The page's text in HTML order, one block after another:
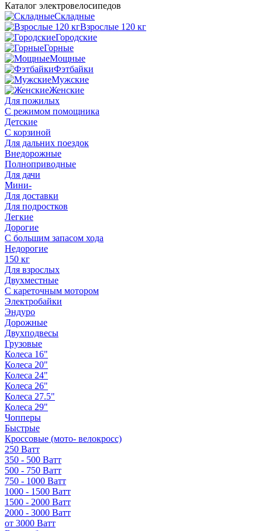
Каталог электровелосипедов
Складные
Взрослые 120 кг
Городские
Горные
Мощные
Фэтбайки
Мужские
Женские
Для пожилых
С режимом помощника
Детские
С корзиной
Для дальних поездок
Внедорожные
Полноприводные
Для дачи
Мини-
Для доставки
Для подростков
Легкие
Дорогие
С большим запасом хода
Недорогие
150 кг
Для взрослых
Двухместные
С кареточным мотором
Электробайки
Эндуро
Дорожные
Двухподвесы
Грузовые
Колеса 16"
Колеса 20"
Колеса 24"
Колеса 26"
Колеса 27.5"
Колеса 29"
Чопперы
Быстрые
Кроссовые (мото- велокросс)
250 Ватт
350 - 500 Ватт
500 - 750 Ватт
750 - 1000 Ватт
1000 - 1500 Ватт
1500 - 2000 Ватт
2000 - 3000 Ватт
от 3000 Ватт